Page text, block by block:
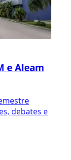
e Aleam
debates e